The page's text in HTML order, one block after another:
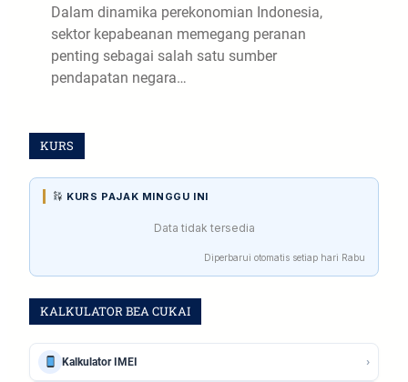
Dalam dinamika perekonomian Indonesia,
sektor kepabeanan memegang peranan
penting sebagai salah satu sumber
pendapatan negara…
KURS
KURS PAJAK MINGGU INI
Data tidak tersedia
Diperbarui otomatis setiap hari Rabu
KALKULATOR BEA CUKAI
Kalkulator IMEI ›